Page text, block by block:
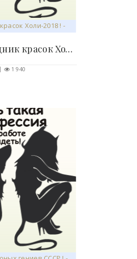
Индийский праздник красок Холи-2018 ! - «Фото»..
1 940